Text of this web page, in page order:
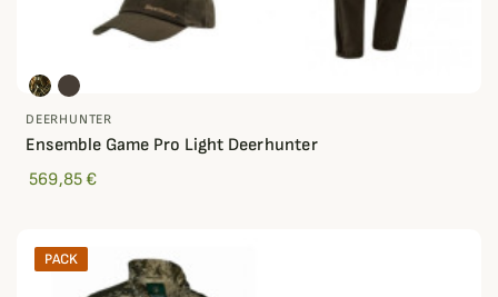
DEERHUNTER
Ensemble Game Pro Light Deerhunter
569,85 €
PACK